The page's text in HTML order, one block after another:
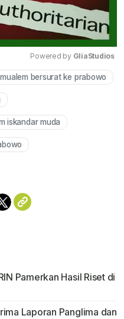
Mute
Powered by GliaStudios
mualem bersurat ke prabowo
iskandar muda
Pamerkan Hasil Riset di
Laporan Panglima dan